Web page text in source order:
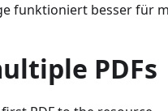
funktioniert besser für
PDFs